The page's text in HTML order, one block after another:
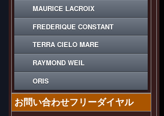
MAURICE LACROIX
FREDERIQUE CONSTANT
TERRA CIELO MARE
RAYMOND WEIL
ORIS
お問い合わせフリーダイヤル